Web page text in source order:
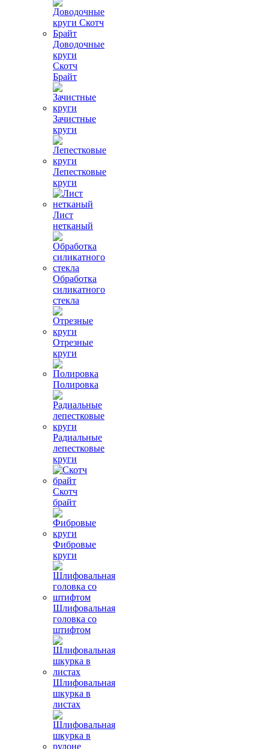
Доводочные
круги
Скотч
Брайт
Зачистные
круги
Лепестковые
круги
Лист
нетканый
Обработка
силикатного
стекла
Отрезные
круги
Полировка
Радиальные
лепестковые
круги
Скотч
брайт
Фибровые
круги
Шлифовальная
головка со
штифтом
Шлифовальная
шкурка в
листах